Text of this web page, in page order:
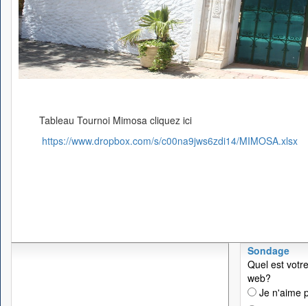
Tableau Tournoi Mimosa cliquez ici
https://www.dropbox.com/s/c00na9jws6zdi14/MIMOSA.xlsx
Sondage
Quel est
web?
Je n'aime